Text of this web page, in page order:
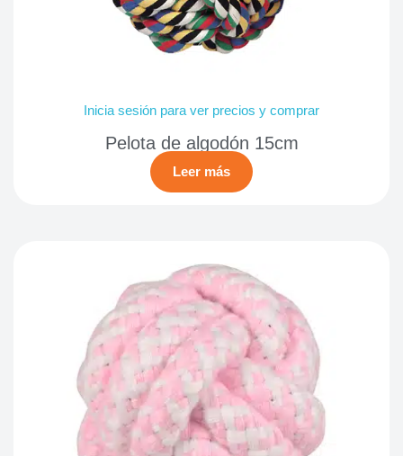
Inicia sesión para ver precios y comprar
Pelota de algodón 15cm
Leer más